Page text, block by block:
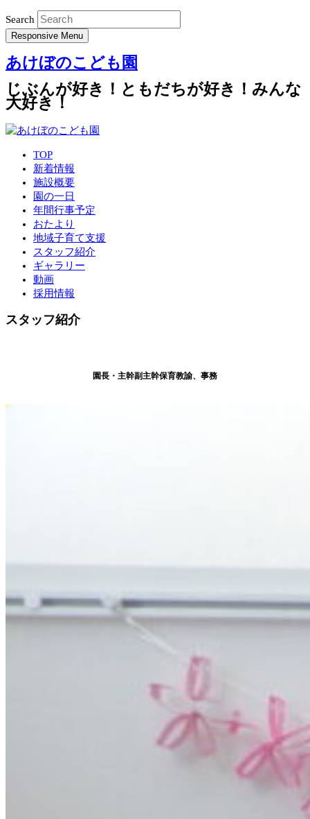
Search
Responsive Menu
あけぼのこども園
じぶんが好き！ともだちが好き！みんな
大好き！
TOP
新着情報
施設概要
園の一日
年間行事予定
おたより
地域子育て支援
スタッフ紹介
ギャラリー
動画
採用情報
スタッフ紹介
園長・主幹副主幹保育教諭、事務